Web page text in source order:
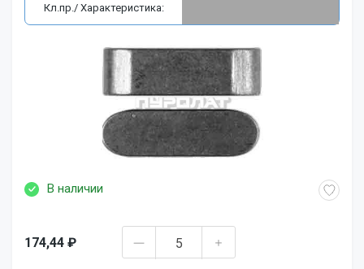
В наличии
174,44 ₽
Кл.пр./ Характеристика: